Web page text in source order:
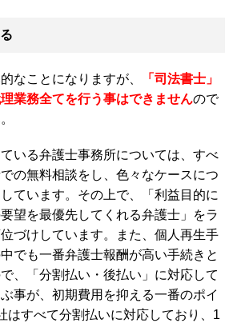
なことになりますが、
「司法書士」
業務全てを行う事はできませんので
いる弁護士事務所については、すべ
の無料相談をし、色々なケースにつ
ています。その上で、「利益目的に
望を最優先してくれる弁護士」をラ
づけしています。また、個人再生手
でも一番弁護士報酬が高い手続きと
、「分割払い・後払い」に対応して
事が、初期費用を抑える一番のポイ
はすべて分割払いに対応しており、1